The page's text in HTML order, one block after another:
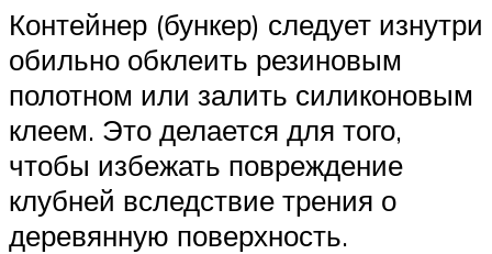
Контейнер (бункер) следует изнутри
обильно обклеить резиновым
полотном или залить силиконовым
клеем. Это делается для того,
чтобы избежать повреждение
клубней вследствие трения о
деревянную поверхность.